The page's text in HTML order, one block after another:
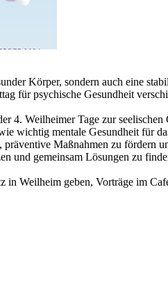
Körper, sondern auch eine
für psychische Gesundheit
4. Weilheimer Tage zur
wichtig mentale Gesundheit für
präventive Maßnahmen zu
und gemeinsam Lösungen zu
in Weilheim geben, Vorträge im